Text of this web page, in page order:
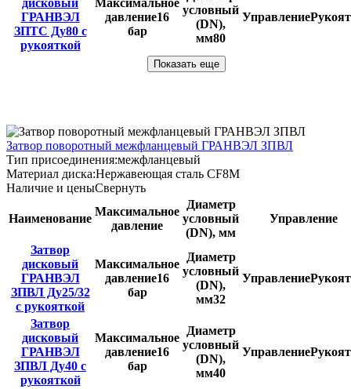
ГРАНВЭЛ
ЗПТС Ду80 с
рукояткой
давление16
бар
условный
(DN),
мм80
Управление
Показать еще
Затвор поворотный межфланцевый ГРАНВЭЛ ЗПВЛ
Тип присоединения:межфланцевый
Материал диска:Нержавеющая сталь CF8M
Наличие и ценыСвернуть
Наименование
Максимальное
давление
Диаметр
условный
(DN), мм
Управление
Затвор
дисковый
ГРАНВЭЛ
ЗПВЛ Ду25/32
с рукояткой
Максимальное
давление16
бар
Диаметр
условный
(DN),
мм32
Управление
Затвор
дисковый
ГРАНВЭЛ
ЗПВЛ Ду40 с
рукояткой
Максимальное
давление16
бар
Диаметр
условный
(DN),
мм40
Управление